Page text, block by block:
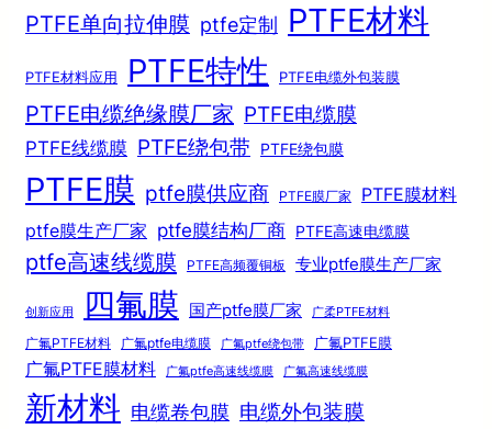
PTFE单向拉伸膜 ptfe定制 PTFE材料
PTFE材料应用 PTFE特性 PTFE电缆外包装膜
PTFE电缆绝缘膜厂家 PTFE电缆膜
PTFE线缆膜 PTFE绕包带 PTFE绕包膜
PTFE膜 ptfe膜供应商 PTFE膜厂家 PTFE膜材料
ptfe膜生产厂家 ptfe膜结构厂商 PTFE高速电缆膜
ptfe高速线缆膜 PTFE高频覆铜板 专业ptfe膜生产厂家
创新应用 四氟膜 国产ptfe膜厂家 广柔PTFE材料
广氟PTFE材料 广氟ptfe电缆膜 广氟ptfe绕包带 广氟PTFE膜
广氟PTFE膜材料 广氟ptfe高速线缆膜 广氟高速线缆膜
新材料 电缆卷包膜 电缆外包装膜